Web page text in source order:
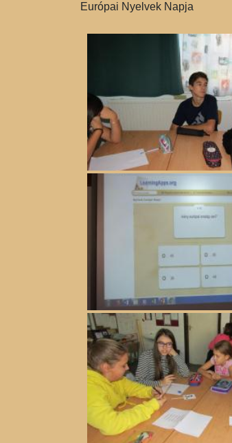
Európai Nyelvek Napja